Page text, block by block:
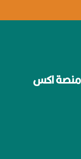
منصة اكس